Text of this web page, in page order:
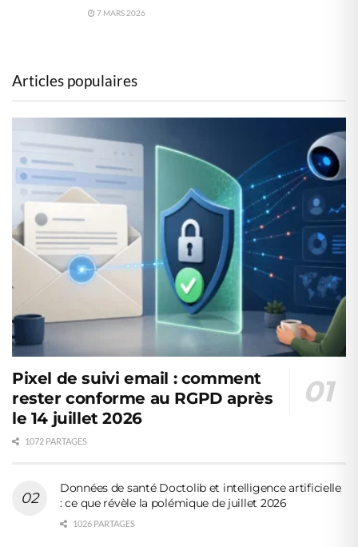
7 MARS 2026
Articles populaires
Pixel de suivi email : comment
rester conforme au RGPD après
le 14 juillet 2026
1072 PARTAGES
Données de santé Doctolib et intelligence artificielle
: ce que révèle la polémique de juillet 2026
1026 PARTAGES